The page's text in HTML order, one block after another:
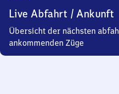
Live Abfahrt / Ankunft
Übersicht der nächsten
ankommenden Züge